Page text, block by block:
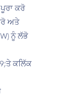
ਕਰੋ
ਅਤੇ
ਨੂੰ ਲੱਭੋ
ਕਲਿੱਕ